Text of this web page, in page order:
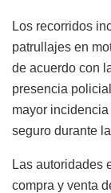
Los recorridos
patrullajes en
de acuerdo con
presencia
mayor
seguro durante
Las autoridades
compra y venta